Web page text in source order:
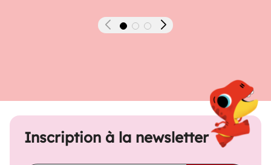
Précédent Suivant
Inscription à la newsletter